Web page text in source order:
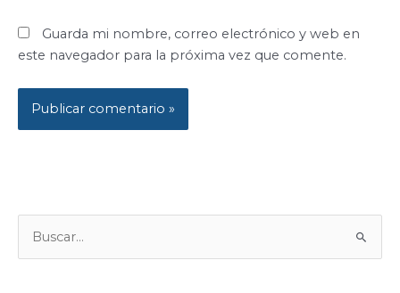
Guarda mi nombre, correo electrónico y web en
este navegador para la próxima vez que comente.
U